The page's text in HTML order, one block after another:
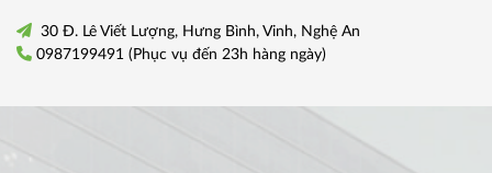
30 Đ. Lê Viết Lượng, Hưng Bình, Vinh, Nghệ An
0987199491(Phục vụ đến 23h hàng ngày)